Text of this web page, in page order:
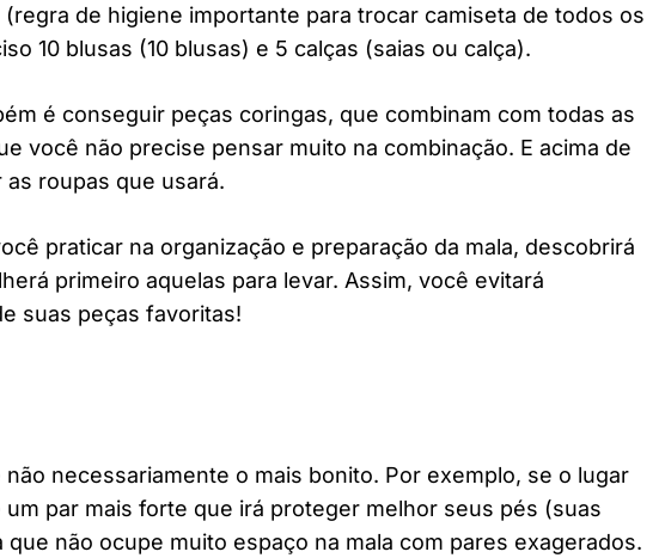
(regra de higiene importante para trocar camiseta de todos os
10 blusas (10 blusas) e 5 calças (saias ou calça).
é conseguir peças coringas, que combinam com todas as
você não precise pensar muito na combinação. E acima de
roupas que usará.
praticar na organização e preparação da mala, descobrirá
primeiro aquelas para levar. Assim, você evitará
suas peças favoritas!
necessariamente o mais bonito. Por exemplo, se o lugar
par mais forte que irá proteger melhor seus pés (suas
não ocupe muito espaço na mala com pares exagerados.